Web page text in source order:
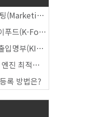
의 정의
, 김치가 이어간다
를 활용한다
Optimization)란
록 방법은?